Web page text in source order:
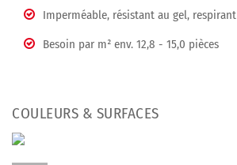
Imperméable, résistant au gel, respirant
Besoin par m² env. 12,8 - 15,0 pièces
COULEURS & SURFACES